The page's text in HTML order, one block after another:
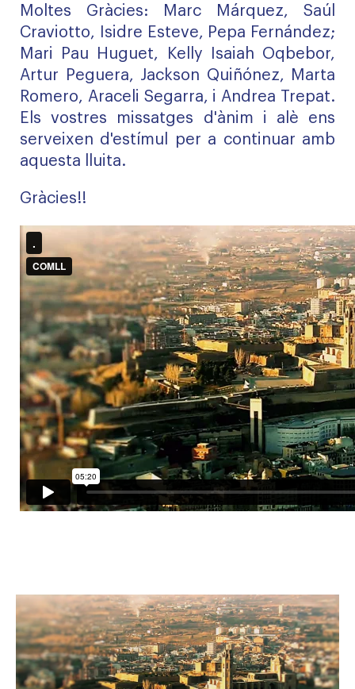
Moltes Gràcies: Marc Márquez, Saúl
Craviotto, Isidre Esteve, Pepa Fernández;
Mari Pau Huguet, Kelly Isaiah Oqbebor,
Artur Peguera, Jackson Quiñónez, Marta
Romero, Araceli Segarra, i Andrea Trepat.
Els vostres missatges d'ànim i alè ens
serveixen d'estímul per a continuar amb
aquesta lluita.
Gràcies!!